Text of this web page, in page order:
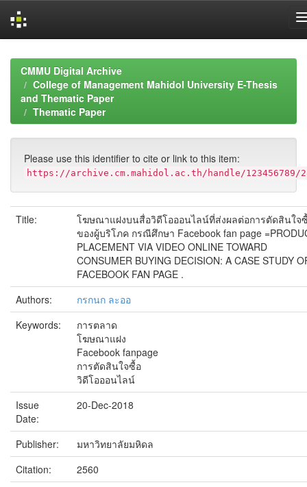
navigationCMMU Digital Archive
College of Management Mahidol University E-Thesis
and Thematic Paper
Thematic Paper
Please use this identifier to cite or link to this item:
https://archive.cm.mahidol.ac.th/handle/123456789/
Title:
โฆษณาแฝงบนสื่อวิดีโอออนไลน์ที่ส่งผลต่อการตัดสินใจ
ของผู้บริโภค กรณีศึกษา Facebook fan page
PLACEMENT VIA VIDEO ONLINE TOWARD
CONSUMER BUYING DECISION: A CASE STUDY
FACEBOOK FAN PAGE .
Authors:
กรกนก ละออ
Keywords:
การตลาด
โฆษณาแฝง
Facebook fanpage
การตัดสินใจซื้อ
วิดีโอออนไลน์
Issue
Date:
20-Dec-2018
Publisher:
มหาวิทยาลัยมหิดล
Citation:
2560